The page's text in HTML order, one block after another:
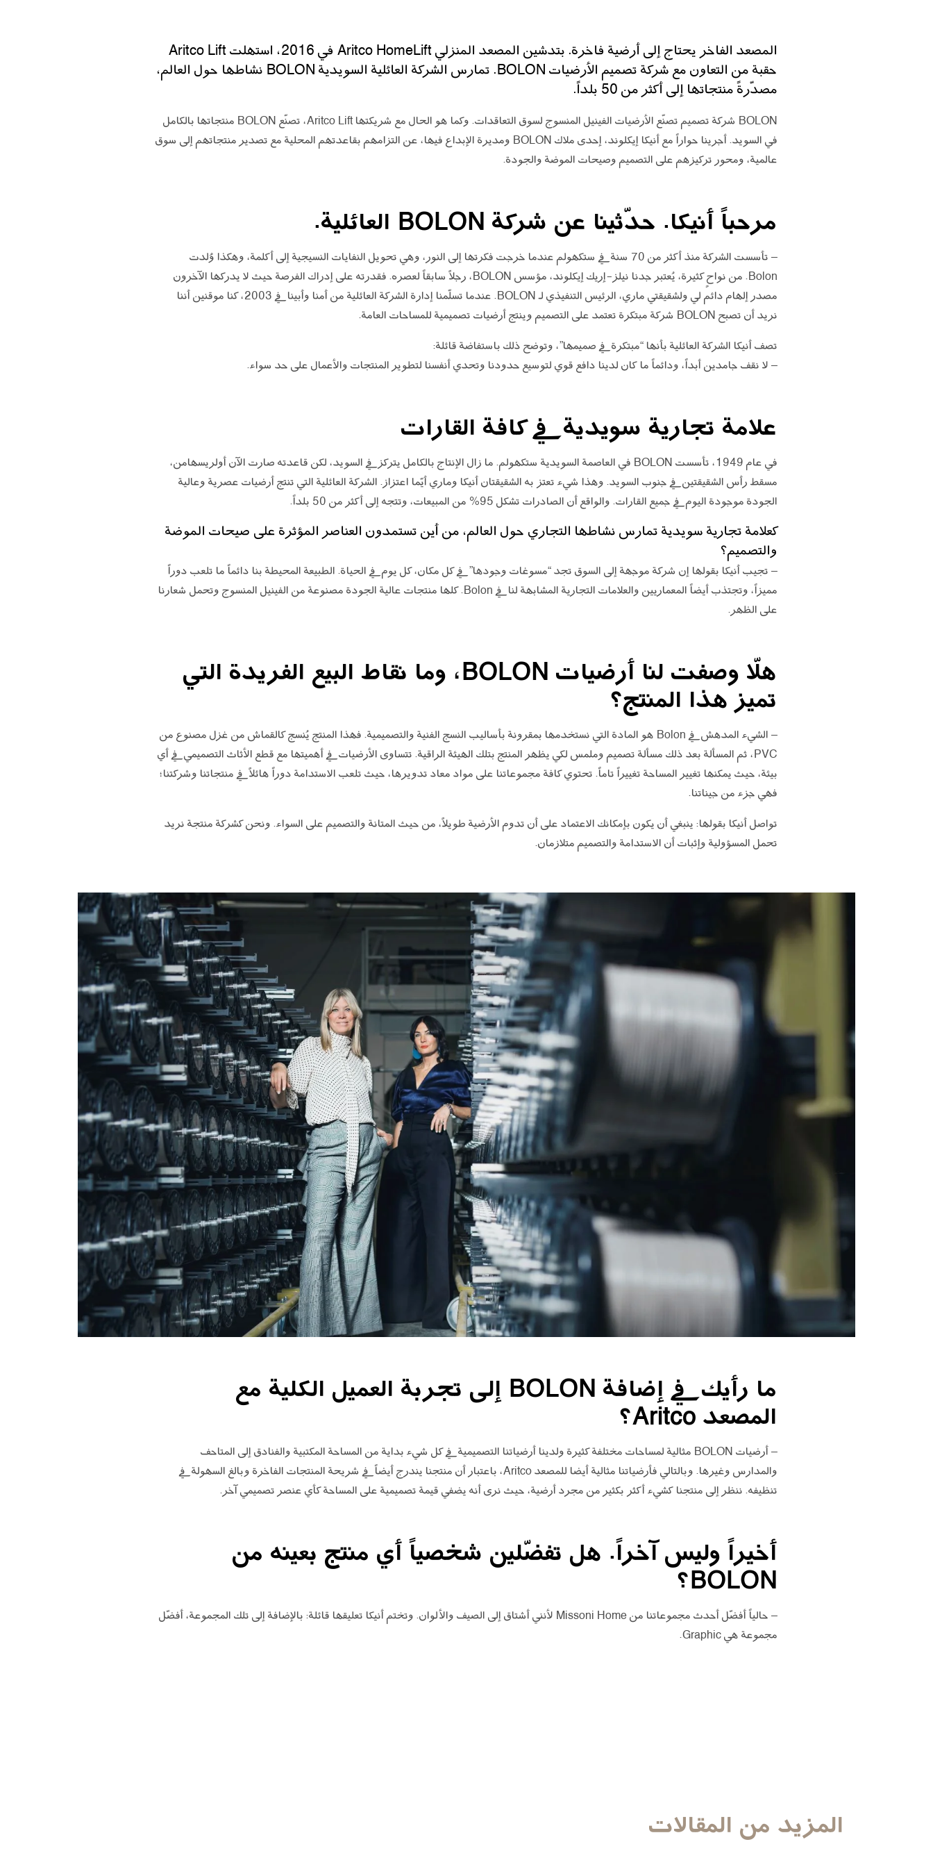
المصعد الفاخر يحتاج إلى أرضية فاخرة. بتدشين المصعد المنزلي Aritco HomeLift في 2016، استهلت Aritco Lift
حقبة من التعاون مع شركة تصميم الأرضيات BOLON. تمارس الشركة العائلية السويدية BOLON نشاطها حول العالم،
مصدّرةً منتجاتها إلى أكثر من 50 بلداً.
BOLON شركة تصميم تصنّع الأرضيات الفينيل المنسوج لسوق التعاقدات. وكما هو الحال مع شريكتها Aritco Lift، تصنّع BOLON منتجاتها بالكامل
في السويد. أجرينا حواراً مع أنيكا إيكلوند، إحدى ملاك BOLON ومديرة الإبداع فيها، عن التزامهم بقاعدتهم المحلية مع تصدير منتجاتهم إلى سوق
عالمية، ومحور تركيزهم على التصميم وصيحات الموضة والجودة.
مرحباً أنيكا. حدّثينا عن شركة BOLON العائلية.
– تأسست الشركة منذ أكثر من 70 سنة في ستكهولم عندما خرجت فكرتها إلى النور، وهي تحويل النفايات النسيجية إلى أكلمة، وهكذا وُلدت
Bolon. من نواحٍ كثيرة، يُعتبر جدنا نيلز-إريك إيكلوند، مؤسس BOLON، رجلاً سابقاً لعصره. فقدرته على إدراك الفرصة حيث لا يدركها الآخرون
مصدر إلهام دائم لي ولشقيقتي ماري، الرئيس التنفيذي لـ BOLON. عندما تسلّمنا إدارة الشركة العائلية من أمنا وأبينا في 2003، كنا موقنين أننا
نريد أن تصبح BOLON شركة مبتكرة تعتمد على التصميم وينتج أرضيات تصميمية للمساحات العامة.
تصف أنيكا الشركة العائلية بأنها “مبتكرة في صميمها”، وتوضح ذلك باستفاضة قائلة:
– لا نقف جامدين أبداً، ودائماً ما كان لدينا دافع قوي لتوسيع حدودنا وتحدي أنفسنا لتطوير المنتجات والأعمال على حد سواء.
علامة تجارية سويدية في كافة القارات
في عام 1949، تأسست BOLON في العاصمة السويدية ستكهولم. ما زال الإنتاج بالكامل يتركز في السويد، لكن قاعدته صارت الآن أولريسهامن،
مسقط رأس الشقيقتين في جنوب السويد. وهذا شيء تعتز به الشقيقتان أنيكا وماري أيّما اعتزاز. الشركة العائلية التي تنتج أرضيات عصرية وعالية
الجودة موجودة اليوم في جميع القارات. والواقع أن الصادرات تشكل 95% من المبيعات، وتتجه إلى أكثر من 50 بلداً.
كعلامة تجارية سويدية تمارس نشاطها التجاري حول العالم، من أين تستمدون العناصر المؤثرة على صيحات الموضة
والتصميم؟
– تجيب أنيكا بقولها إن شركة موجهة إلى السوق تجد “مسوغات وجودها” في كل مكان، كل يوم في الحياة. الطبيعة المحيطة بنا دائماً ما تلعب دوراً
مميزاً، وتجتذب أيضاً المعماريين والعلامات التجارية المشابهة لنا في Bolon. كلها منتجات عالية الجودة مصنوعة من الفينيل المنسوج وتحمل شعارنا
على الظهر.
هلّا وصفت لنا أرضيات BOLON، وما نقاط البيع الفريدة التي
تميز هذا المنتج؟
– الشيء المدهش في Bolon هو المادة التي نستخدمها بمقرونة بأساليب النسج الفنية والتصميمية. فهذا المنتج يُنسج كالقماش من غزل مصنوع من
PVC، ثم المسألة بعد ذلك مسألة تصميم وملمس لكي يظهر المنتج بتلك الهيئة الراقية. تتساوى الأرضيات في أهميتها مع قطع الأثاث التصميمي في أي
بيئة، حيث يمكنها تغيير المساحة تغييراً تاماً. تحتوي كافة مجموعاتنا على مواد معاد تدويرها، حيث تلعب الاستدامة دوراً هائلاً في منتجاتنا وشركتنا؛
فهي جزء من جيناتنا.
تواصل أنيكا بقولها: ينبغي أن يكون بإمكانك الاعتماد على أن تدوم الأرضية طويلاً، من حيث المتانة والتصميم على السواء. ونحن كشركة منتجة نريد
تحمل المسؤولية وإثبات أن الاستدامة والتصميم متلازمان.
ما رأيك في إضافة BOLON إلى تجربة العميل الكلية مع
المصعد Aritco؟
– أرضيات BOLON مثالية لمساحات مختلفة كثيرة ولدينا أرضياتنا التصميمية في كل شيء بداية من المساحة المكتبية والفنادق إلى المتاحف
والمدارس وغيرها. وبالتالي فأرضياتنا مثالية أيضا للمصعد Aritco، باعتبار أن منتجنا يندرج أيضاً في شريحة المنتجات الفاخرة وبالغ السهولة في
تنظيفه. ننظر إلى منتجنا كشيء أكثر بكثير من مجرد أرضية، حيث نرى أنه يضفي قيمة تصميمية على المساحة كأي عنصر تصميمي آخر.
أخيراً وليس آخراً. هل تفضّلين شخصياً أي منتج بعينه من
BOLON؟
– حالياً أفضّل أحدث مجموعاتنا من Missoni Home لأنني أشتاق إلى الصيف والألوان. وتختم أنيكا تعليقها قائلة: بالإضافة إلى تلك المجموعة، أفضّل
مجموعة هي Graphic.
المزيد من المقالات